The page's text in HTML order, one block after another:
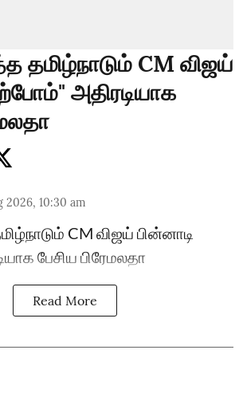
தமிழ்நாடும் CM விஜய்
அதிரடியாக
2026, 10:30 am
CM விஜய் பின்னாடி
பேசிய பிரேமலதா
Read More